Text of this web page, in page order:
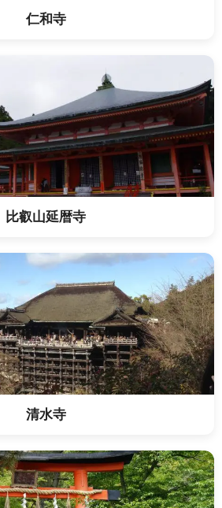
仁和寺
比叡山延暦寺
清水寺